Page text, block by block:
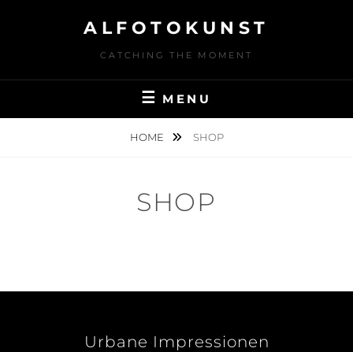
ALFOTOKUNST
CATCHING THE MOMENT
MENU
HOME SHOP
SHOP
Urbane Impressionen